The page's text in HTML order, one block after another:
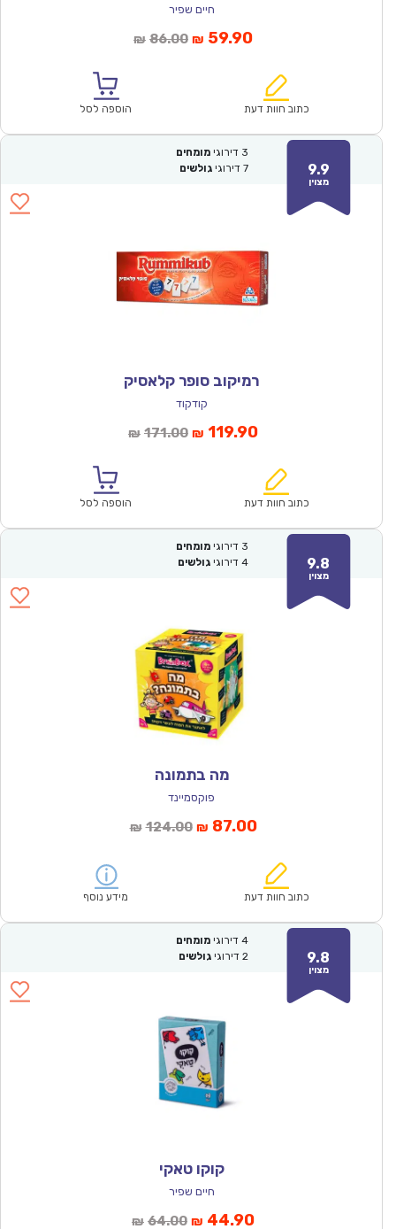
חיים שפיר
₪ 86.00המחיר
₪86.00.
₪ 59.90המחיר
הוא:
כתוב חוות דעת הוספה לסל
9.9
מצוין
3 דירוגי מומחים
7 דירוגי גולשים
רמיקוב סופר קלאסיק
קודקוד
₪ 171.00המחיר
₪171.00.
₪ 119.90המחיר
הוא:
כתוב חוות דעת הוספה לסל
9.8
מצוין
3 דירוגי מומחים
4 דירוגי גולשים
מה בתמונה
פוקסמיינד
₪ 124.00המחיר
₪124.00.
₪ 87.00המחיר
הוא:
כתוב חוות דעת מידע נוסף
9.8
מצוין
4 דירוגי מומחים
2 דירוגי גולשים
קוקו טאקי
חיים שפיר
₪ 64.00המחיר
₪ 44.90המחיר